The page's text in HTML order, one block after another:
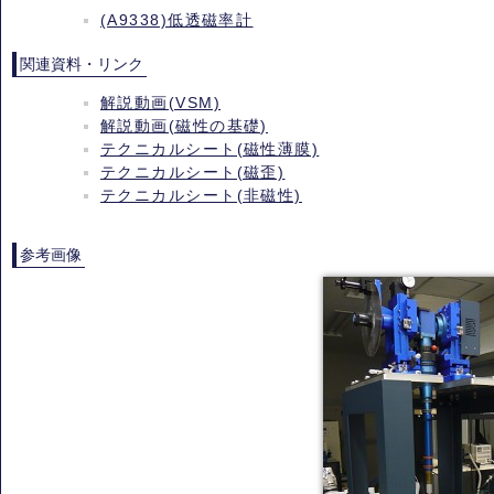
(A9338)低透磁率計
関連資料・リンク
解説動画(VSM)
解説動画(磁性の基礎)
テクニカルシート(磁性薄膜)
テクニカルシート(磁歪)
テクニカルシート(非磁性)
参考画像